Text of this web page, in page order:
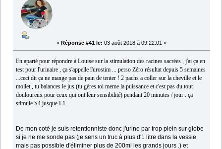
« Réponse #41 le: 03 août 2018 à 09:22:01 »
En aparté pour répondre à Louise sur la stimulation des racines sacrées , j'ai ça en
test pour l'urinaire , ça s'appelle l'urostim ... perso Zéro résultat depuis 5 semaines
...ceci dit ça ne mange pas de pain de tenter ! 2 pachs a coller sur la cheville et le
mollet , tu balances le jus (tu gères toi meme la puissance et c'est pas du tout
douloureux pour ceux qui ont leur sensibilité) pendant 20 minutes / jour . ça
stimule S4 jusque L1.
De mon coté je suis retentionniste donc j'urine par trop plein sur globe
si je ne me sonde pas (je sens un truc à plus d'1 litre dans la vessie
mais pas possible d'éliminer plus de 200ml les grands jours .) et